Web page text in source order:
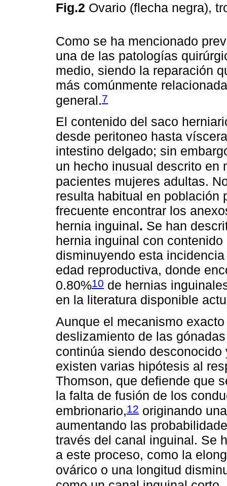
Fig.2 Ovario (flecha negra),
Como se ha mencionado
una de las patologías
medio, siendo la reparación
más comúnmente
general.7
El contenido del saco
desde peritoneo hasta
intestino delgado; sin
un hecho inusual descrito en
pacientes mujeres adultas.
resulta habitual en población
frecuente encontrar los
hernia inguinal. Se han
hernia inguinal con
disminuyendo esta
edad reproductiva, donde
0.80%10 de hernias
en la literatura disponible
Aunque el mecanismo
deslizamiento de las
continúa siendo
existen varias hipótesis al
Thomson, que defiende que
la falta de fusión de los
embrionario,12 originando
aumentando las
través del canal inguinal. Se
a este proceso, como la
ovárico o una longitud